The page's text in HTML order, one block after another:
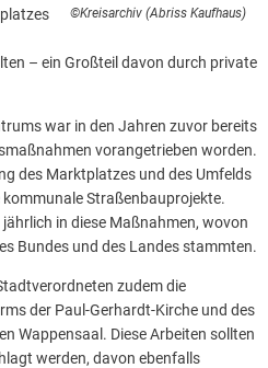
©Kreisarchiv (Abriss Kaufhaus)
– ein Großteil davon durch private
war in den Jahren zuvor bereits
vorangetrieben worden.
des Marktplatzes und des Umfelds
Straßenbauprojekte.
in diese Maßnahmen, wovon
Bundes und des Landes stammten.
zudem die
der Paul-Gerhardt-Kirche und des
Wappensaal. Diese Arbeiten sollten
werden, davon ebenfalls